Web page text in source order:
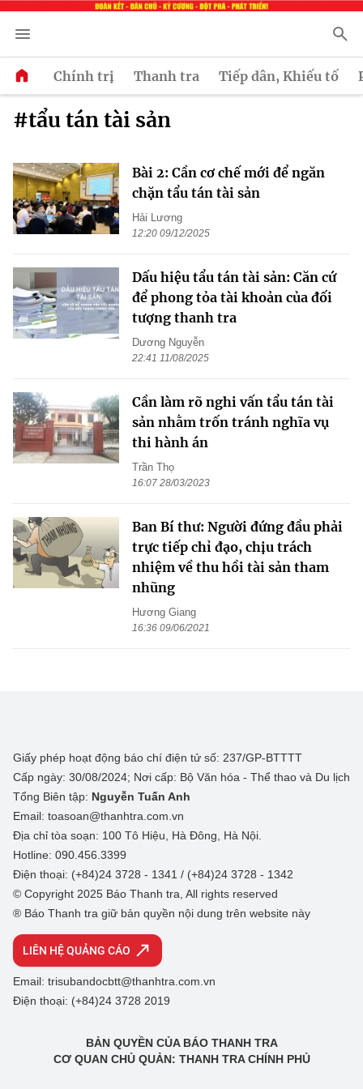
Chính trị Thanh tra Tiếp dân, Khiếu tố
#tẩu tán tài sản
Bài 2: Cần cơ chế mới để ngăn
chặn tẩu tán tài sản
Hải Lương
12:20 09/12/2025
Dấu hiệu tẩu tán tài sản: Căn cứ
để phong tỏa tài khoản của đối
tượng thanh tra
Dương Nguyễn
22:41 11/08/2025
Cần làm rõ nghi vấn tẩu tán tài
sản nhằm trốn tránh nghĩa vụ
thi hành án
Trần Thọ
16:07 28/03/2023
Ban Bí thư: Người đứng đầu phải
trực tiếp chỉ đạo, chịu trách
nhiệm về thu hồi tài sản tham
nhũng
Hương Giang
16:36 09/06/2021
Giấy phép hoạt động báo chí điện tử số: 237/GP-BTTTT
Cấp ngày: 30/08/2024; Nơi cấp: Bộ Văn hóa - Thể thao và Du lịch
Tổng Biên tập: Nguyễn Tuấn Anh
Email: toasoan@thanhtra.com.vn
Địa chỉ tòa soạn: 100 Tô Hiệu, Hà Đông, Hà Nội.
Hotline: 090.456.3399
Điện thoại: (+84)24 3728 - 1341 / (+84)24 3728 - 1342
© Copyright 2025 Báo Thanh tra, All rights reserved
® Báo Thanh tra giữ bản quyền nội dung trên website này
LIÊN HỆ QUẢNG CÁO
Email: trisubandocbtt@thanhtra.com.vn
Điện thoại: (+84)24 3728 2019
BẢN QUYỀN CỦA BÁO THANH TRA
CƠ QUAN CHỦ QUẢN: THANH TRA CHÍNH PHỦ